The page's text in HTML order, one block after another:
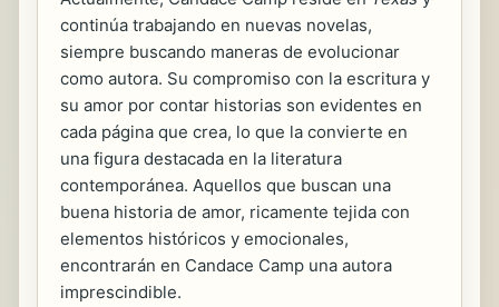
continúa trabajando en nuevas novelas,
siempre buscando maneras de evolucionar
como autora. Su compromiso con la escritura y
su amor por contar historias son evidentes en
cada página que crea, lo que la convierte en
una figura destacada en la literatura
contemporánea. Aquellos que buscan una
buena historia de amor, ricamente tejida con
elementos históricos y emocionales,
encontrarán en Candace Camp una autora
imprescindible.